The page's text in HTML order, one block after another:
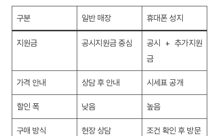
구분 일반 매장 휴대폰 성지
지원금 공시지원금 중심
공시 + 추가지원
금
가격 안내 상담 후 안내 시세표 공개
할인 폭 낮음 높음
구매 방식 현장 상담 조건 확인 후 방문